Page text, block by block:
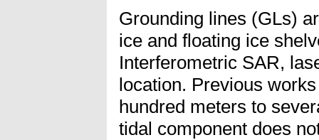
Grounding lines (GLs)
ice and floating ice
Interferometric SAR,
location. Previous
hundred meters to
tidal component does